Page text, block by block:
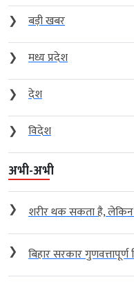
❯
बड़ी खबर
❯
मध्य प्रदेश
❯
देश
❯
विदेश
अभी-अभी
❯ शरीर थक सकता है, लेकिन
❯ बिहार सरकार गुणवत्तापूर्ण